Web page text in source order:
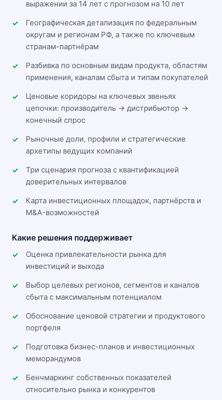
выражении за 14 лет с прогнозом на 10 лет
Географическая детализация по федеральным
округам и регионам РФ, а также по ключевым
странам-партнёрам
Разбивка по основным видам продукта, областям
применения, каналам сбыта и типам покупателей
Ценовые коридоры на ключевых звеньях
цепочки: производитель → дистрибьютор →
конечный спрос
Рыночные доли, профили и стратегические
архетипы ведущих компаний
Три сценария прогноза с квантификацией
доверительных интервалов
Карта инвестиционных площадок, партнёрств и
M&A-возможностей
Какие решения поддерживает
Оценка привлекательности рынка для
инвестиций и выхода
Выбор целевых регионов, сегментов и каналов
сбыта с максимальным потенциалом
Обоснование ценовой стратегии и продуктового
портфеля
Подготовка бизнес-планов и инвестиционных
меморандумов
Бенчмаркинг собственных показателей
относительно рынка и конкурентов